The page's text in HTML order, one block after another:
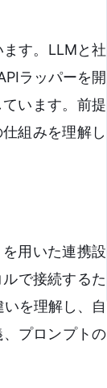
す。LLMと社
ラッパーを開
います。前提
組みを理解し
用いた連携設
で接続するた
を理解し、自
プロンプトの